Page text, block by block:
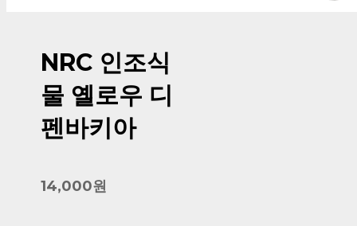
NRC 인조식
물 옐로우 디
펜바키아
14,000원